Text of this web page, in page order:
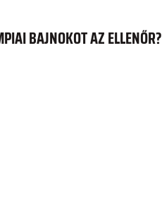
BAJNOKOT AZ ELLENŐR?